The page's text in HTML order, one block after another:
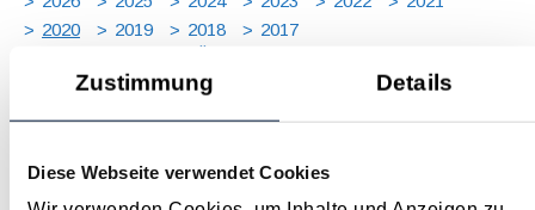
Zustimmung Details
Diese Webseite verwendet Cookies
2020
2019 2018
2017
MÄR
AUG
SEP OKT [ X ]